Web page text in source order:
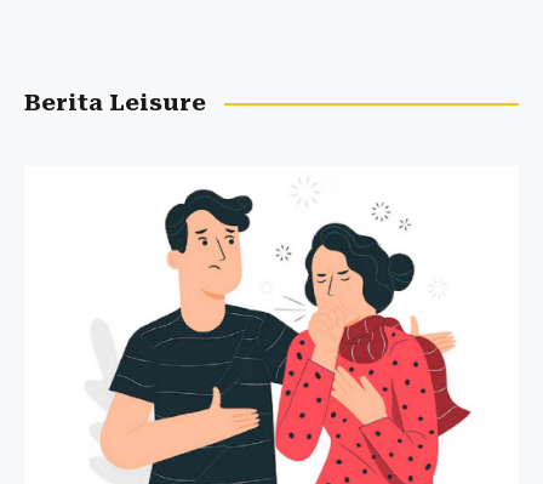
Berita Leisure